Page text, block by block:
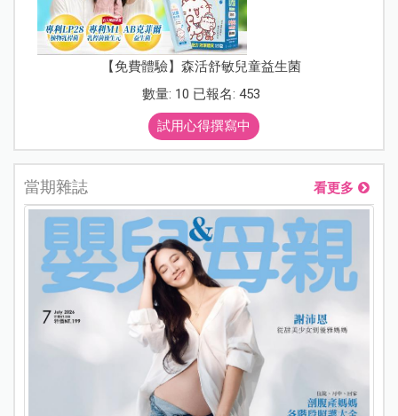
【免費體驗】森活舒敏兒童益生菌
數量: 10 已報名: 453
試用心得撰寫中
當期雜誌 看更多